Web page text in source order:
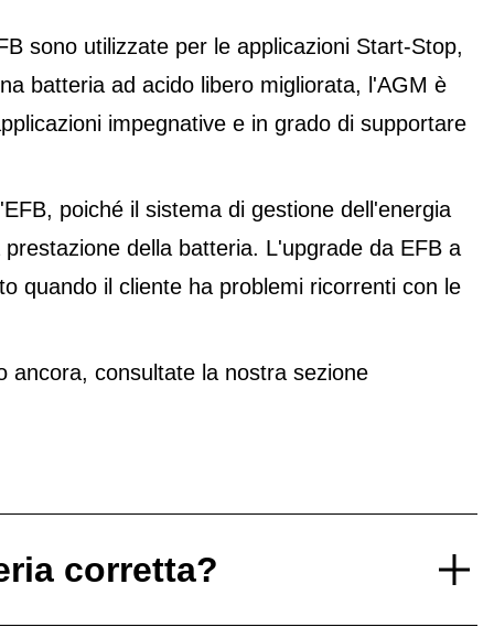
sono utilizzate per le applicazioni Start-Stop,
batteria ad acido libero migliorata, l'AGM è
impegnative e in grado di supportare
poiché il sistema di gestione dell'energia
della batteria. L'upgrade da EFB a
quando il cliente ha problemi ricorrenti con le
ancora, consultate la nostra sezione
corretta?